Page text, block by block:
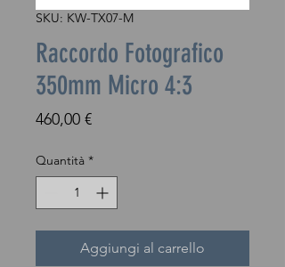
SKU: KW-TX07-M
Raccordo Fotografico
350mm Micro 4:3
460,00 €Prezzo
Quantità *
Aggiungi al carrello